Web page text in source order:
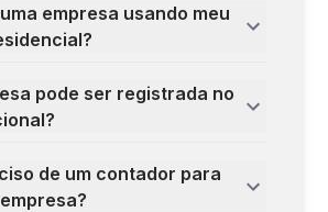
empresa usando meu
pode ser registrada no
de um contador para